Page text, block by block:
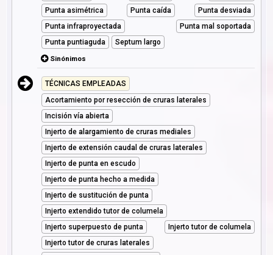
Punta asimétrica
Punta caída
Punta desviada
Punta infraproyectada
Punta mal soportada
Punta puntiaguda
Septum largo
Sinónimos
TÉCNICAS EMPLEADAS
Acortamiento por resección de cruras laterales
Incisión vía abierta
Injerto de alargamiento de cruras mediales
Injerto de extensión caudal de cruras laterales
Injerto de punta en escudo
Injerto de punta hecho a medida
Injerto de sustitución de punta
Injerto extendido tutor de columela
Injerto superpuesto de punta
Injerto tutor de columela
Injerto tutor de cruras laterales